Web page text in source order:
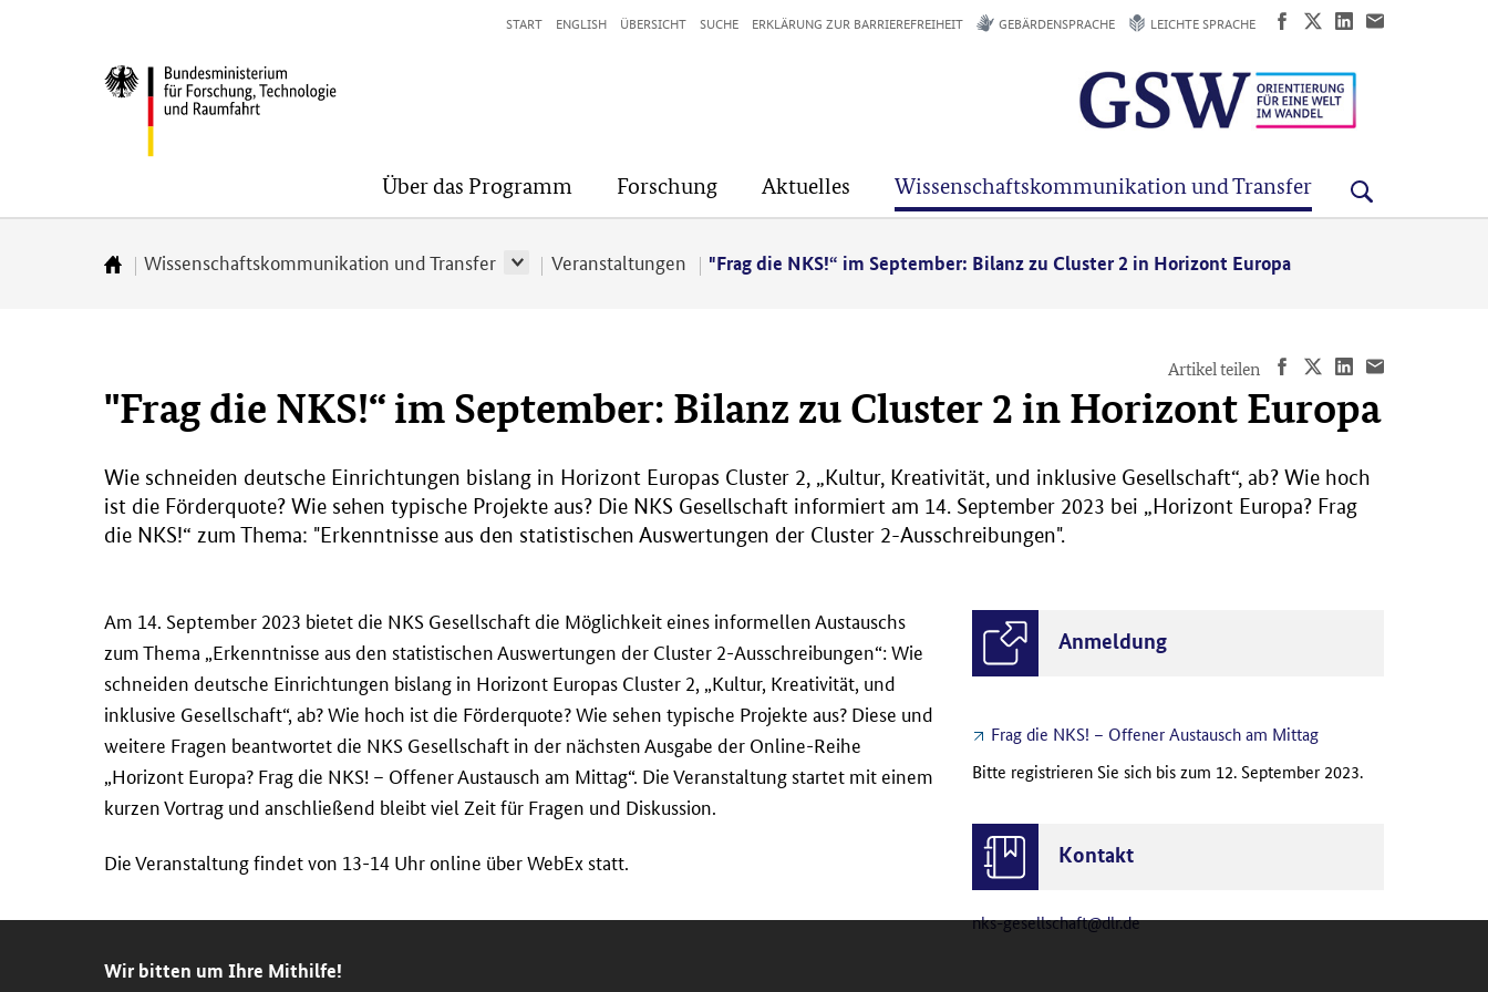
Wir bitten um Ihre Mithilfe!
BMFTR
Über das Programm Forschung Aktuelles Wissenschaftskommunikation und Transfer
START ENGLISH ÜBERSICHT SUCHE ERKLÄRUNG ZUR BARRIEREFREIHEIT GEBÄRDENSPRACHE LEICHTE SPRACHE
Zur
Wissenschaftskommunikation und Transfer Veranstaltungen "Frag die NKS!“ im September: Bilanz zu Cluster 2 in Horizont Europa
Artikel teilen
"Frag die NKS!“ im September: Bilanz zu Cluster 2 in Horizont Europa
Wie schneiden deutsche Einrichtungen bislang in Horizont Europas Cluster 2, „Kultur, Kreativität, und inklusive Gesellschaft“, ab? Wie hoch
ist die Förderquote? Wie sehen typische Projekte aus? Die NKS Gesellschaft informiert am 14. September 2023 bei „Horizont Europa? Frag
die NKS!“ zum Thema: "Erkenntnisse aus den statistischen Auswertungen der Cluster 2-Ausschreibungen".
Am 14. September 2023 bietet die NKS Gesellschaft die Möglichkeit eines informellen Austauschs
zum Thema „Erkenntnisse aus den statistischen Auswertungen der Cluster 2-Ausschreibungen“: Wie
schneiden deutsche Einrichtungen bislang in Horizont Europas Cluster 2, „Kultur, Kreativität, und
inklusive Gesellschaft“, ab? Wie hoch ist die Förderquote? Wie sehen typische Projekte aus? Diese und
weitere Fragen beantwortet die NKS Gesellschaft in der nächsten Ausgabe der Online-Reihe
„Horizont Europa? Frag die NKS! – Offener Austausch am Mittag“. Die Veranstaltung startet mit einem
kurzen Vortrag und anschließend bleibt viel Zeit für Fragen und Diskussion.
Die Veranstaltung findet von 13-14 Uhr online über WebEx statt.
Anmeldung
Frag die NKS! – Offener Austausch am Mittag
Bitte registrieren Sie sich bis zum 12. September 2023.
Kontakt
nks-gesellschaft@dlr.de